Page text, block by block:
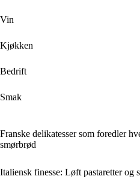
Vin
Kjøkken
Bedrift
Smak
Franske delikatesser som foredler
smørbrød
Italiensk finesse: Løft pastaretter og